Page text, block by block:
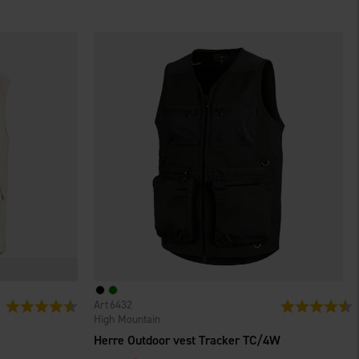
Vurdering: 4.5 ud af 5 stjerner
Herre Outdoor vest Tracker TC/4W
High Mountain
6432 Vurdering: